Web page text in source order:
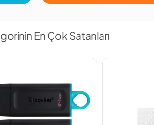
En Çok Satanları